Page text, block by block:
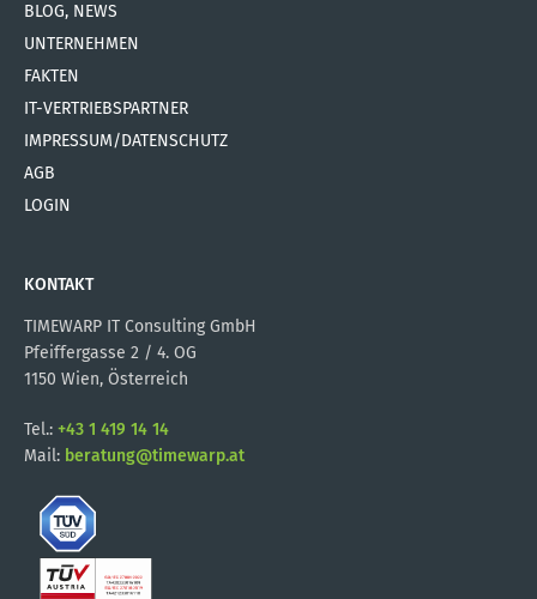
BLOG, NEWS
UNTERNEHMEN
FAKTEN
IT-VERTRIEBSPARTNER
IMPRESSUM/DATENSCHUTZ
AGB
LOGIN
KONTAKT
TIMEWARP IT Consulting GmbH
Pfeiffergasse 2 / 4. OG
1150 Wien, Österreich
Tel.: +43 1 419 14 14
Mail: beratung@timewarp.at